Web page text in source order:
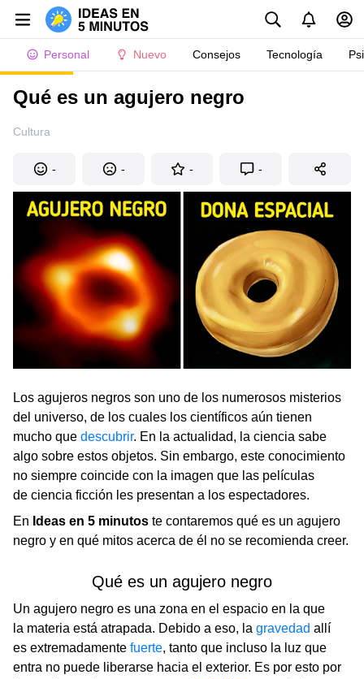
Personal Nuevo Consejos Tecnología
Qué es un agujero negro
Cultura
- - - -
Los agujeros negros son uno de los numerosos misterios
del universo, de los cuales los científicos aún tienen
mucho que descubrir. En la actualidad, la ciencia sabe
algo sobre estos objetos. Sin embargo, este conocimiento
no siempre coincide con la imagen que las películas
de ciencia ficción les presentan a los espectadores.
En Ideas en 5 minutos te contaremos qué es un agujero
negro y en qué mitos acerca de él no se recomienda creer.
Qué es un agujero negro
Un agujero negro es una zona en el espacio en la que
la materia está atrapada. Debido a eso, la gravedad allí
es extremadamente fuerte, tanto que incluso la luz que
entra no puede liberarse hacia el exterior. Es por esto por